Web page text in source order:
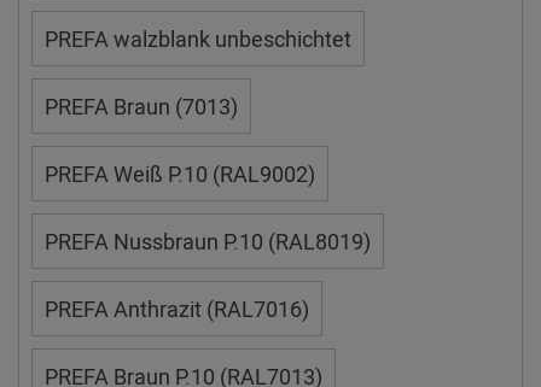
PREFA walzblank unbeschichtet
PREFA Braun (7013)
PREFA Weiß P.10 (RAL9002)
PREFA Nussbraun P.10 (RAL8019)
PREFA Anthrazit (RAL7016)
PREFA Braun P.10 (RAL7013)